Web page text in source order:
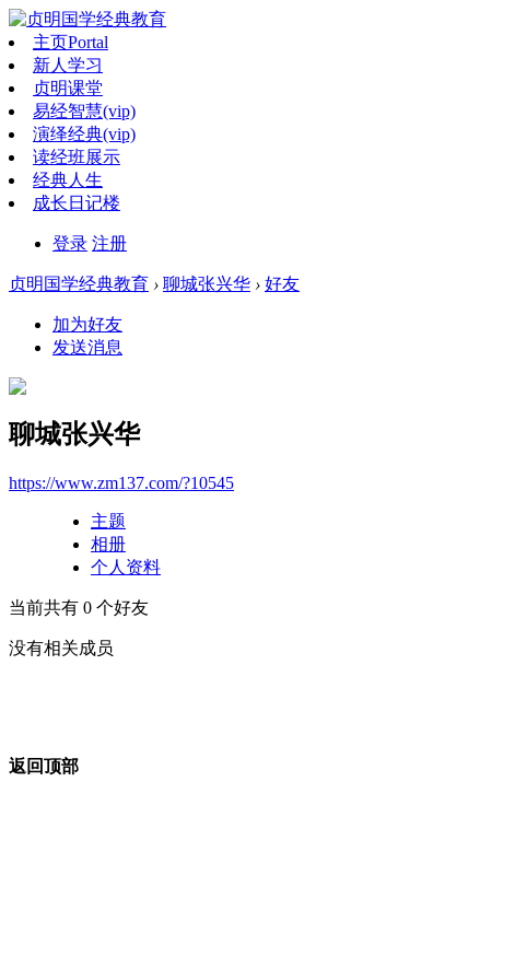
主页Portal
新人学习
贞明课堂
易经智慧(vip)
演绎经典(vip)
读经班展示
经典人生
成长日记楼
登录 注册
贞明国学经典教育 › 聊城张兴华 › 好友
加为好友
发送消息
聊城张兴华
https://www.zm137.com/?10545
主题
相册
个人资料
当前共有 0 个好友
没有相关成员
返回顶部